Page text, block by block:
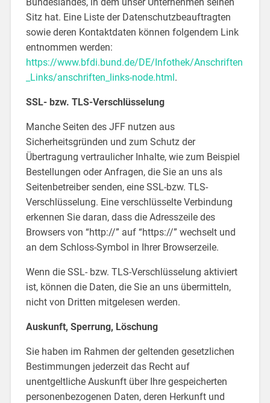
Sitz hat. Eine Liste der Datenschutzbeauftragten
sowie deren Kontaktdaten können folgendem Link
entnommen werden:
https://www.bfdi.bund.de/DE/Infothek/Anschriften
_Links/anschriften_links-node.html.
SSL- bzw. TLS-Verschlüsselung
Manche Seiten des JFF nutzen aus
Sicherheitsgründen und zum Schutz der
Übertragung vertraulicher Inhalte, wie zum Beispiel
Bestellungen oder Anfragen, die Sie an uns als
Seitenbetreiber senden, eine SSL-bzw. TLS-
Verschlüsselung. Eine verschlüsselte Verbindung
erkennen Sie daran, dass die Adresszeile des
Browsers von “http://” auf “https://” wechselt und
an dem Schloss-Symbol in Ihrer Browserzeile.
Wenn die SSL- bzw. TLS-Verschlüsselung aktiviert
ist, können die Daten, die Sie an uns übermitteln,
nicht von Dritten mitgelesen werden.
Auskunft, Sperrung, Löschung
Sie haben im Rahmen der geltenden gesetzlichen
Bestimmungen jederzeit das Recht auf
unentgeltliche Auskunft über Ihre gespeicherten
personenbezogenen Daten, deren Herkunft und